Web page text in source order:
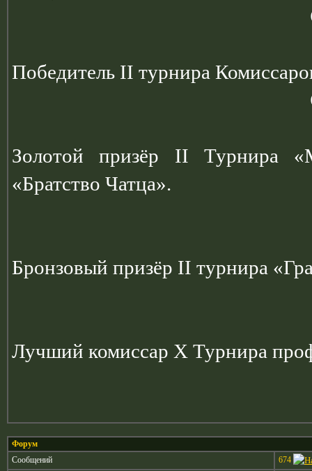
Победитель II турнира
Золотой призёр II Турнира
«Братство Чатца».
Бронзовый призёр II турнира
Лучший комиссар X Турнира
Форум
Сообщений
674